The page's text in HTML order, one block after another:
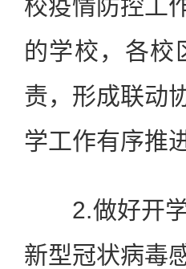
校疫情防控工
的学校，各校
责，形成联动
学工作有序推进
2.做好开学
新型冠状病毒